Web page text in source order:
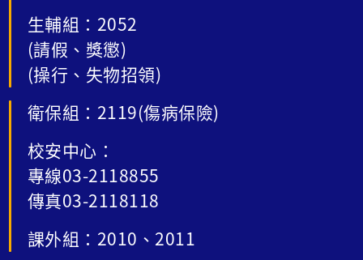
生輔組：2052
(請假、獎懲)
(操行、失物招領)
衛保組：2119(傷病保險)
校安中心：
專線03-2118855
傳真03-2118118
課外組：2010、2011